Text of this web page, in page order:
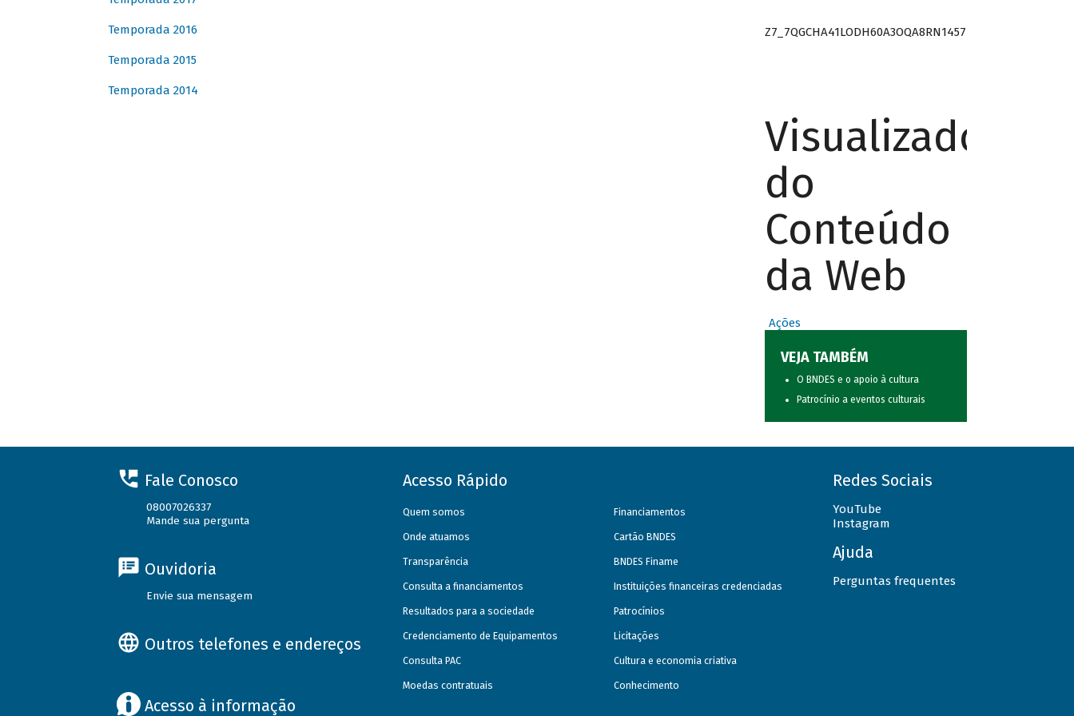
Temporada 2016
Temporada 2015
Temporada 2014
Z7_7QGCHA41LODH60A3OQA8RN1457
Visualizador
do
Conteúdo
da Web
Ações
VEJA TAMBÉM
O BNDES e o apoio à cultura
Patrocínio a eventos culturais
Fale Conosco
08007026337
Mande sua pergunta
Ouvidoria
Envie sua mensagem
Outros telefones e endereços
Acesso à informação
Acesso Rápido
Quem somos
Onde atuamos
Transparência
Consulta a financiamentos
Resultados para a sociedade
Credenciamento de Equipamentos
Consulta PAC
Moedas contratuais
Financiamentos
Cartão BNDES
BNDES Finame
Instituições financeiras credenciadas
Patrocínios
Licitações
Cultura e economia criativa
Conhecimento
Redes Sociais
YouTube
Instagram
Ajuda
Perguntas frequentes